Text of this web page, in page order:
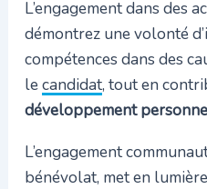
L’engagement dans des
démontrez une volonté
compétences dans des
lecandidat, tout en
développement
L’engagement
bénévolat, met en